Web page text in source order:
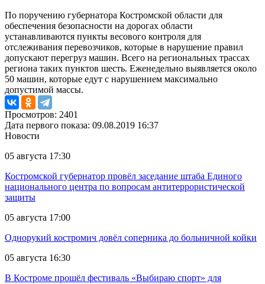
По поручению губернатора Костромской области для
обеспечения безопасности на дорогах области
устанавливаются пункты весового контроля для
отслеживания перевозчиков, которые в нарушение правил
допускают перегруз машин. Всего на региональных трассах
региона таких пунктов шесть. Еженедельно выявляется около
50 машин, которые едут с нарушением максимально
допустимой массы.
Просмотров: 2401
Дата первого показа: 09.08.2019 16:37
Новости
05 августа 17:30
Костромской губернатор провёл заседание штаба Единого
национального центра по вопросам антитеррористической
защиты
05 августа 17:00
Однорукий костромич довёл соперника до больничной койки
05 августа 16:30
В Костроме прошёл фестиваль «Выбираю спорт» для